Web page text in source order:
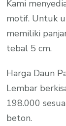
Kami
motif. Untuk
memiliki
tebal 5 cm.
Harga Daun
Lembar
198.000
beton.